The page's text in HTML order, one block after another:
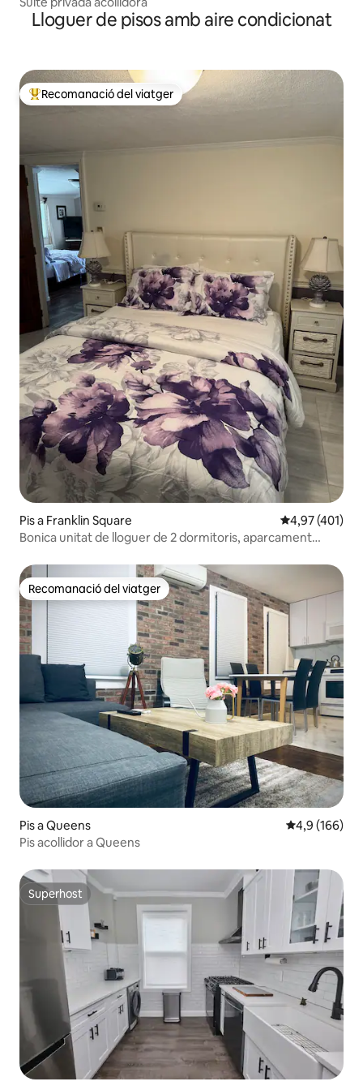
Lloguer de pisos amb aire condicionat
Principals recomanacions dels viatgers
Recomanació del viatger
Pis a Franklin Square 4,97 de
4,97 (401)
Bonica unitat de lloguer de 2 dormitoris, aparcament
Recomanació del viatger
Recomanació del viatger
Pis a Queens 4,9 de
4,9 (166)
Pis acollidor a Queens
Superhost
Superhost